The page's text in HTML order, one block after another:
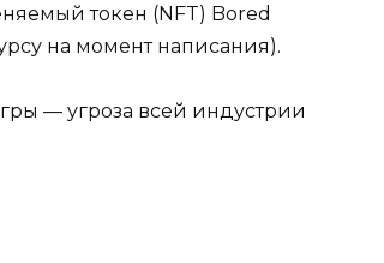
токен (NFT) Bored
на момент написания).